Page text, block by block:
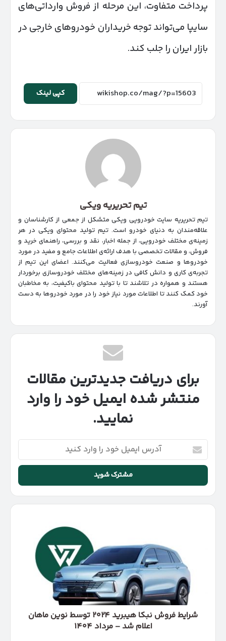
پرداخت متفاوت، این مرحله از فروش وارداتی‌های
سایپا می‌تواند توجه خریداران خودروهای خارجی در
بازار ایران را جلب کند.
کپی لینک
تیم تحریریه ویکی
تیم تحریریه سایت خودرویی ویکی متشکل از جمعی از کارشناسان و
علاقه‌مندان به دنیای خودرو است. تیم تولید محتوای ویکی در هر
زمینه‌‌ی مختلف خودرویی، از جمله اخبار، نقد و بررسی، راهنمای خرید و
فروش، و مقالات تخصصی با هدف ارائه‌ی اطلاعات جامع و مفید در مورد
خودروها و صنعت خودروسازی فعالیت می‌کنند. اعضای این تیم از
تجربه‌ی کاری و دانش کافی در زمینه‌های مختلف خودروسازی برخوردار
هستند و همواره در تلاشند تا با تولید محتوای باکیفیت، به مخاطبان
خود کمک کنند تا اطلاعات مورد نیاز خود را در مورد خودروها به دست
آورند.
برای دریافت جدیدترین مقالات
منتشر شده ایمیل خود را وارد
نمایید.
آدرس
ایمیل
خود
وارد
کنید
شرایط فروش نبکا هیبرید ۲۰۲۴ توسط نوین ماهان
اعلام شد – مرداد ۱۴۰۴